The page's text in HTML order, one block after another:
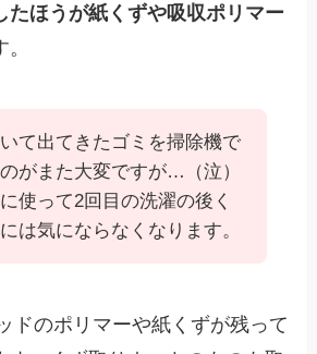
たほうが紙くずや吸収ポリマー
て出てきたゴミを掃除機で
がまた大変ですが…（泣）
使って2回目の洗濯の後く
は気にならなくなります。
ドのポリマーや紙くずが残って